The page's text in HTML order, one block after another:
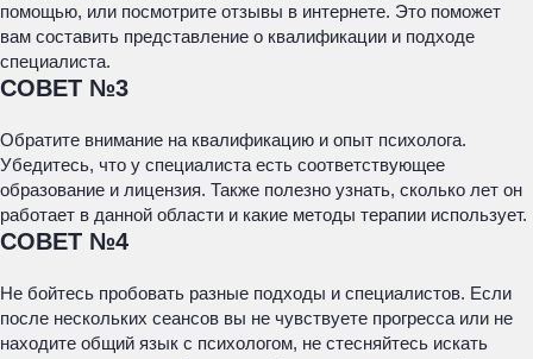
помощью, или посмотрите отзывы в интернете. Это поможет
вам составить представление о квалификации и подходе
специалиста.
СОВЕТ №3
Обратите внимание на квалификацию и опыт психолога.
Убедитесь, что у специалиста есть соответствующее
образование и лицензия. Также полезно узнать, сколько лет он
работает в данной области и какие методы терапии использует.
СОВЕТ №4
Не бойтесь пробовать разные подходы и специалистов. Если
после нескольких сеансов вы не чувствуете прогресса или не
находите общий язык с психологом, не стесняйтесь искать